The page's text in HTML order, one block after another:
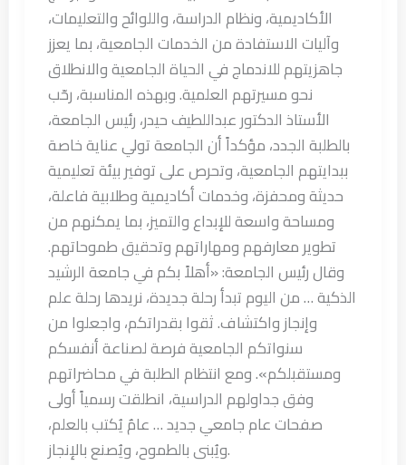
الأكاديمية، ونظام الدراسة، واللوائح والتعليمات،
وآليات الاستفادة من الخدمات الجامعية، بما يعزز
جاهزيتهم للاندماج في الحياة الجامعية والانطلاق
نحو مسيرتهم العلمية. وبهذه المناسبة، رحّب
الأستاذ الدكتور عبداللطيف حيدر، رئيس الجامعة،
بالطلبة الجدد، مؤكداً أن الجامعة تولي عناية خاصة
ببدايتهم الجامعية، وتحرص على توفير بيئة تعليمية
حديثة ومحفزة، وخدمات أكاديمية وطلابية فاعلة،
ومساحة واسعة للإبداع والتميز، بما يمكنهم من
تطوير معارفهم ومهاراتهم وتحقيق طموحاتهم.
وقال رئيس الجامعة: «أهلاً بكم في جامعة الرشيد
الذكية … من اليوم تبدأ رحلة جديدة، نريدها رحلة علم
وإنجاز واكتشاف. ثقوا بقدراتكم، واجعلوا من
سنواتكم الجامعية فرصة لصناعة أنفسكم
ومستقبلكم». ومع انتظام الطلبة في محاضراتهم
وفق جداولهم الدراسية، انطلقت رسمياً أولى
صفحات عام جامعي جديد … عامٌ يُكتب بالعلم،
ويُبنى بالطموح، ويُصنع بالإنجاز.